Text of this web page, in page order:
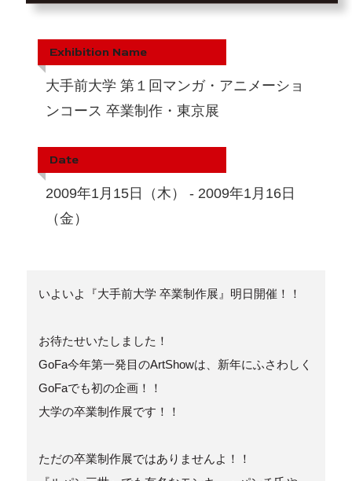
Exhibition Name
大手前大学 第１回マンガ・アニメーショ
ンコース 卒業制作・東京展
Date
2009年1月15日（木） - 2009年1月16日
（金）
いよいよ『大手前大学 卒業制作展』明日開催！！
お待たせいたしました！
GoFa今年第一発目のArtShowは、新年にふさわしく
GoFaでも初の企画！！
大学の卒業制作展です！！
ただの卒業制作展ではありませんよ！！